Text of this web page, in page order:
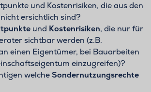
und Kostenrisiken, die aus den
nicht ersichtlich sind?
und Kostenrisiken, die nur für
sichtbar werden (z.B.
einen Eigentümer, bei Bauarbeiten
einzugreifen)?
welcheSondernutzungsrechte